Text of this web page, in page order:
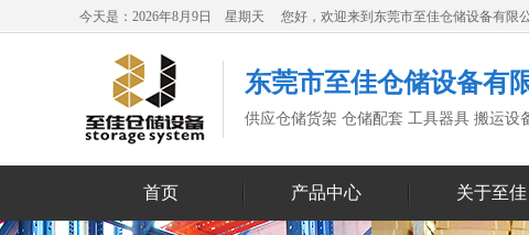
今天是：2026年8月9日 星期天 您好，欢迎来到东莞市至佳仓储设备有限公
东莞市至佳仓储设备有
供应仓储货架 仓储配套 工具器具 搬运设
首页 产品中心 关于至佳